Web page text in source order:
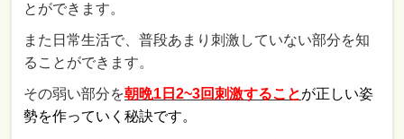
とができます。
また日常生活で、普段あまり刺激していない部分を知
ることができます。
その弱い部分を朝晩1日2~3回刺激することが正しい姿
勢を作っていく秘訣です。